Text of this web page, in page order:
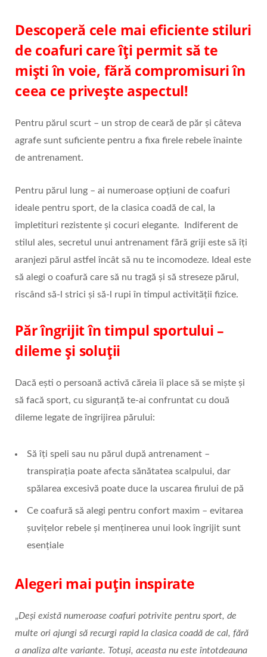
Descoperă cele mai eficiente stiluri
de coafuri care îți permit să te
miști în voie, fără compromisuri în
ceea ce privește aspectul!
Pentru părul scurt – un strop de ceară de păr și câteva
agrafe sunt suficiente pentru a fixa firele rebele înainte
de antrenament.
Pentru părul lung – ai numeroase opțiuni de coafuri
ideale pentru sport, de la clasica coadă de cal, la
împletituri rezistente și cocuri elegante. Indiferent de
stilul ales, secretul unui antrenament fără griji este să îți
aranjezi părul astfel încât să nu te incomodeze. Ideal este
să alegi o coafură care să nu tragă și să streseze părul,
riscând să-l strici și să-l rupi în timpul activității fizice.
Păr îngrijit în timpul sportului –
dileme și soluții
Dacă ești o persoană activă căreia îi place să se miște și
să facă sport, cu siguranță te-ai confruntat cu două
dileme legate de îngrijirea părului:
Să îți speli sau nu părul după antrenament –
transpirația poate afecta sănătatea scalpului, dar
spălarea excesivă poate duce la uscarea firului de pă
Ce coafură să alegi pentru confort maxim – evitarea
șuvițelor rebele și menținerea unui look îngrijit sunt
esențiale
Alegeri mai puțin inspirate
„Deși există numeroase coafuri potrivite pentru sport, de
multe ori ajungi să recurgi rapid la clasica coadă de cal, fără
a analiza alte variante. Totuși, aceasta nu este întotdeauna